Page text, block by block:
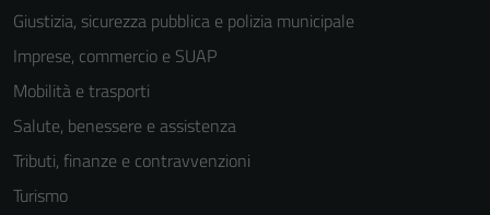
Giustizia, sicurezza pubblica e polizia municipale
Imprese, commercio e SUAP
Mobilità e trasporti
Salute, benessere e assistenza
Tributi, finanze e contravvenzioni
Turismo